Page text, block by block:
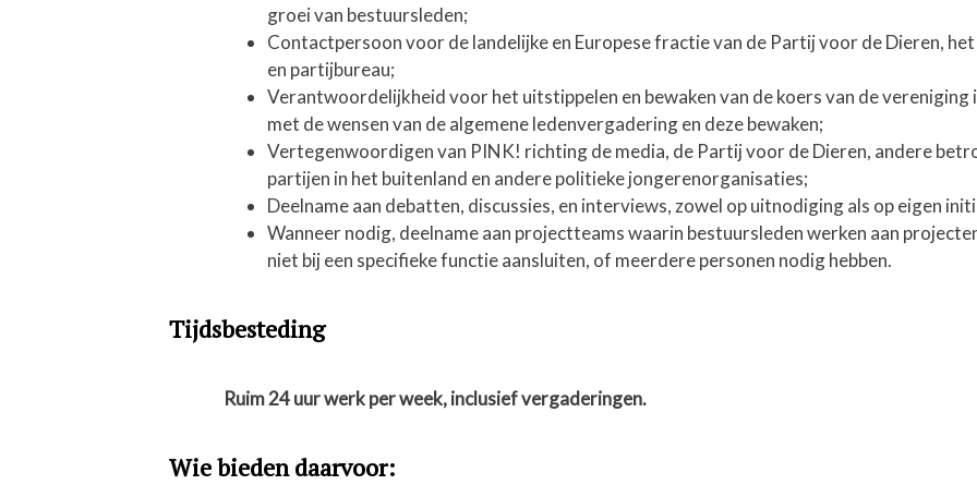
groei van bestuursleden;
Contactpersoon voor de landelijke en Europese fractie van de Partij voor de Dieren,
en partijbureau;
Verantwoordelijkheid voor het uitstippelen en bewaken van de koers van de vereniging
met de wensen van de algemene ledenvergadering en deze bewaken;
Vertegenwoordigen van PINK! richting de media, de Partij voor de Dieren, andere
partijen in het buitenland en andere politieke jongerenorganisaties;
Deelname aan debatten, discussies, en interviews, zowel op uitnodiging als op eigen
Wanneer nodig, deelname aan projectteams waarin bestuursleden werken aan
niet bij een specifieke functie aansluiten, of meerdere personen nodig hebben.
Tijdsbesteding
Ruim 24 uur werk per week, inclusief vergaderingen.
Wie bieden daarvoor: